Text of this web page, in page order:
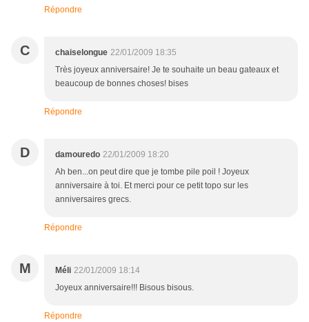
Répondre
C chaiselongue 22/01/2009 18:35
Très joyeux anniversaire! Je te souhaite un beau gateaux et
beaucoup de bonnes choses! bises
Répondre
D damouredo 22/01/2009 18:20
Ah ben...on peut dire que je tombe pile poil ! Joyeux
anniversaire à toi. Et merci pour ce petit topo sur les
anniversaires grecs.
Répondre
M Méli 22/01/2009 18:14
Joyeux anniversaire!!! Bisous bisous.
Répondre